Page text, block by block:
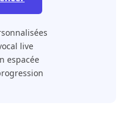
live
espacée